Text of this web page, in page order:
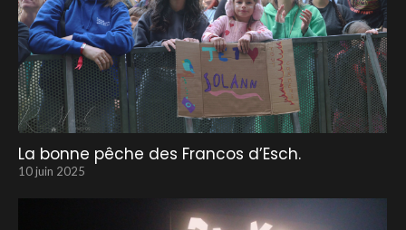
La bonne pêche des Francos d’Esch.
10 juin 2025